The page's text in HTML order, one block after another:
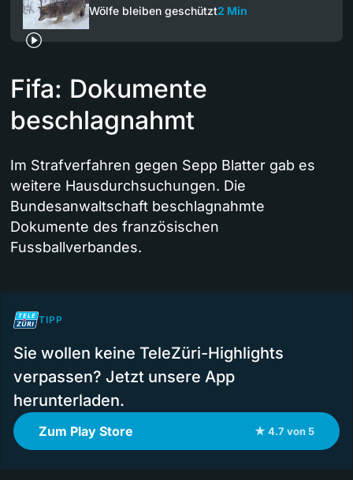
Wölfe bleiben geschützt2 Min
Fifa: Dokumente
beschlagnahmt
Im Strafverfahren gegen Sepp Blatter gab es
weitere Hausdurchsuchungen. Die
Bundesanwaltschaft beschlagnahmte
Dokumente des französischen
Fussballverbandes.
TIPP
Sie wollen keine TeleZüri-Highlights
verpassen? Jetzt unsere App
herunterladen.
Zum Play Store ★ 4.7 von 5